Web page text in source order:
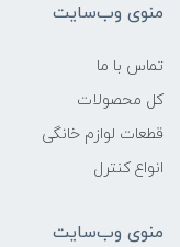
منوی وب‌سایت
تماس با ما
کل محصولات
قطعات لوازم خانگی
انواع کنترل
منوی وب‌سایت